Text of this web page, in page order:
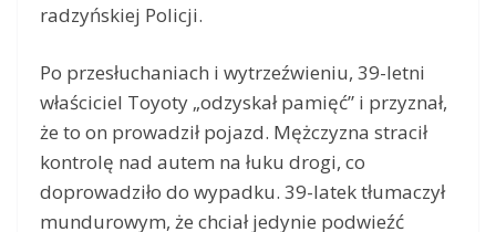
radzyńskiej Policji.
Po przesłuchaniach i wytrzeźwieniu, 39-letni
właściciel Toyoty „odzyskał pamięć” i przyznał,
że to on prowadził pojazd. Mężczyzna stracił
kontrolę nad autem na łuku drogi, co
doprowadziło do wypadku. 39-latek tłumaczył
mundurowym, że chciał jedynie podwieźć